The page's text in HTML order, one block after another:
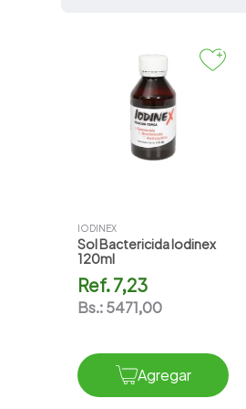
IODINEX
Sol Bactericida Iodinex
120ml
Ref.7,23
Bs.:5471,00
Agregar
amoxicilina
slinda
atorvastatina